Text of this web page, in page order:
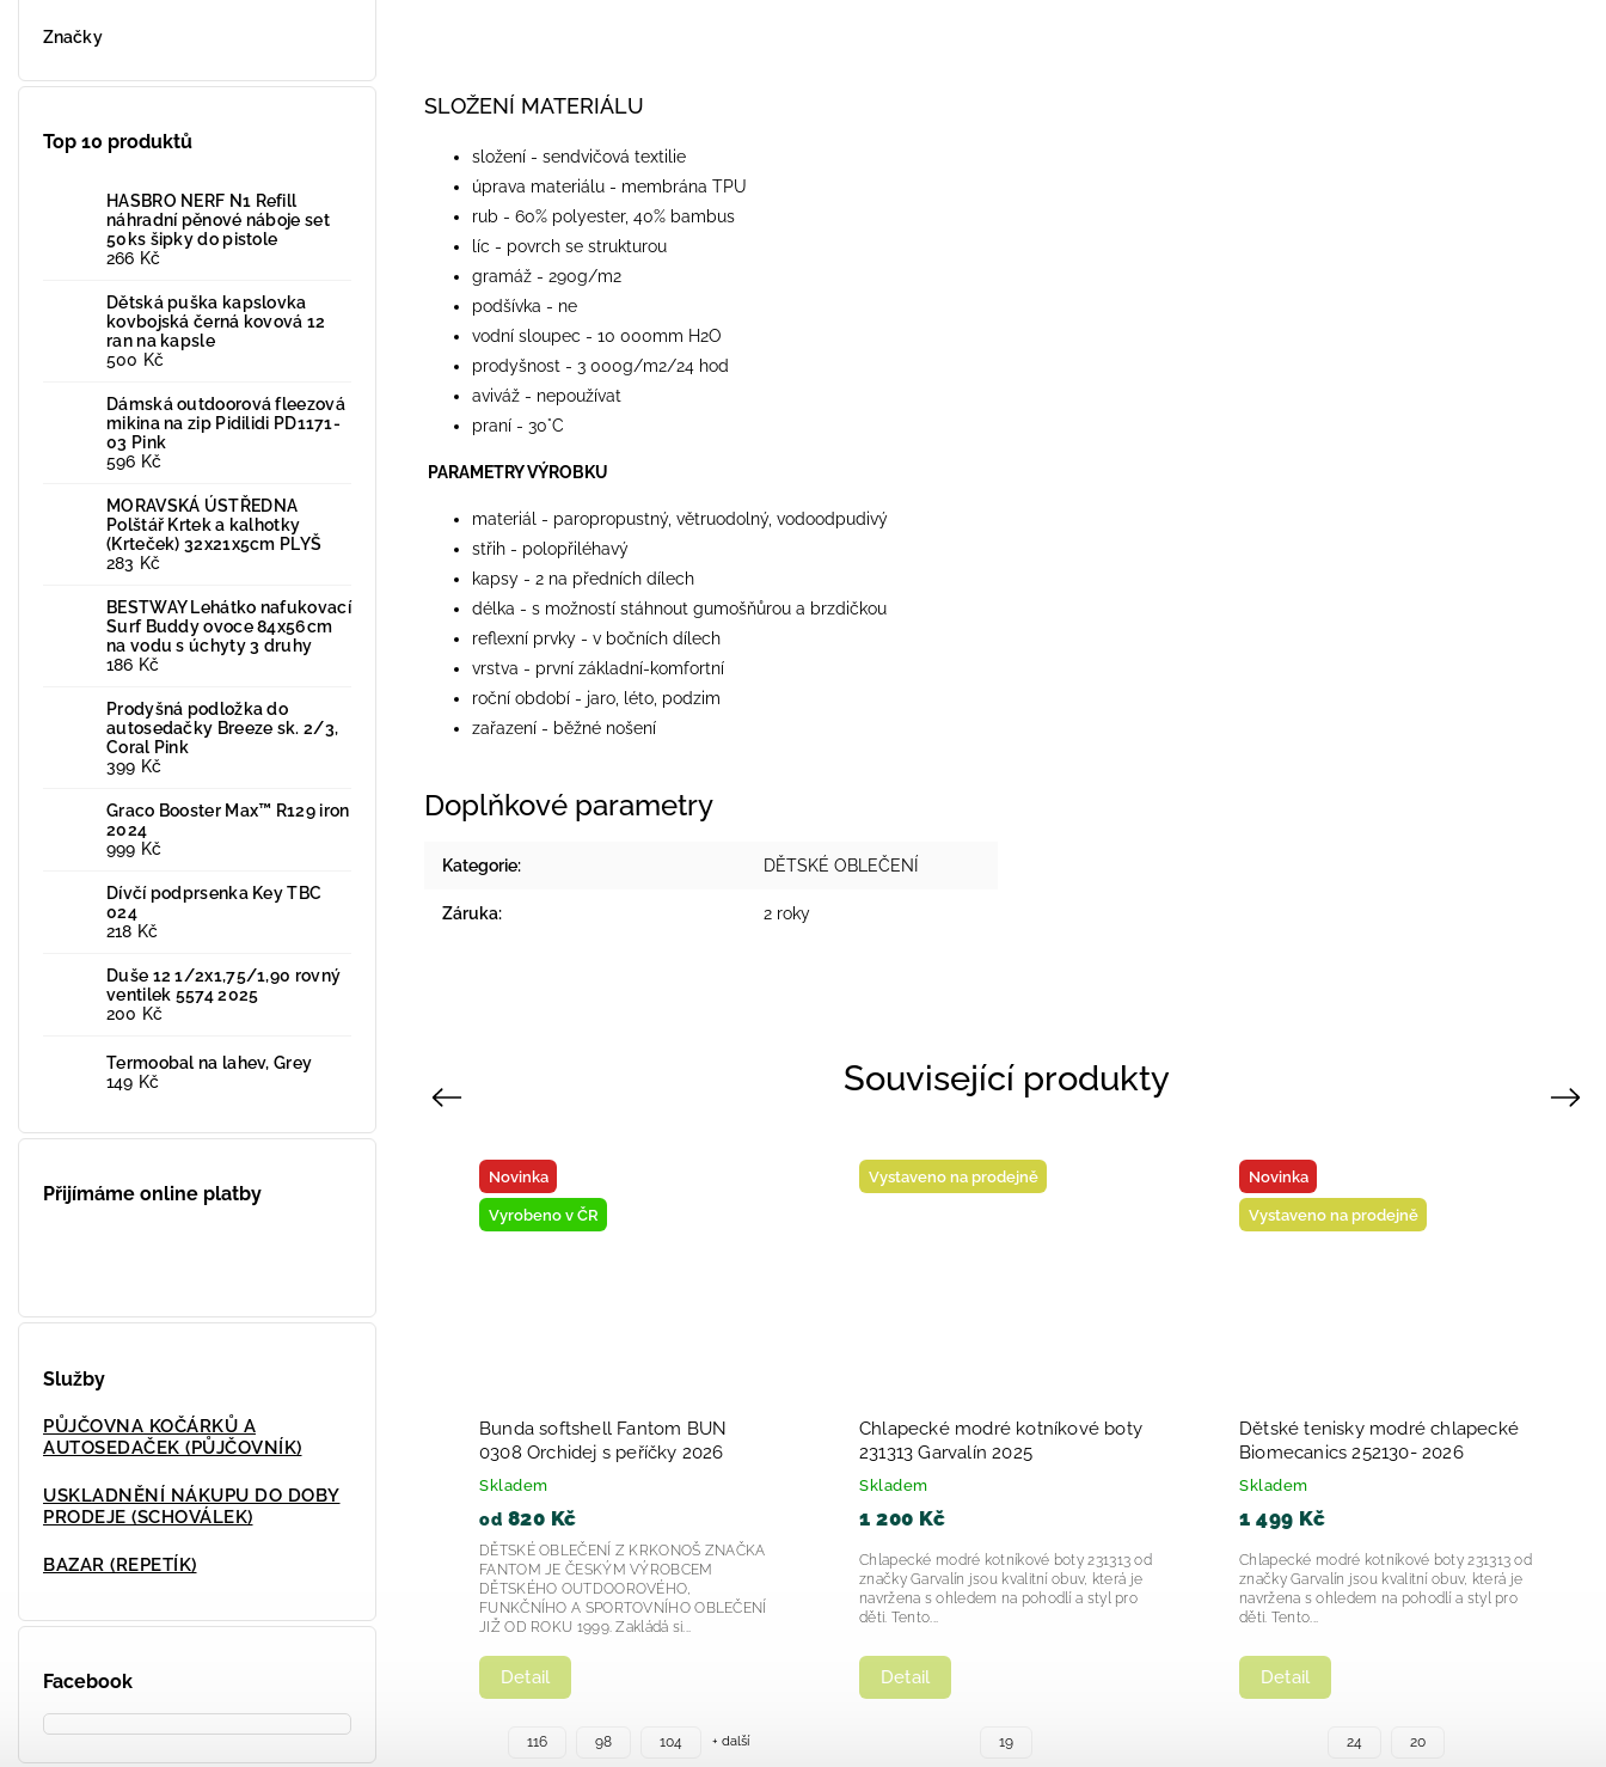
Značky
Top 10 produktů
HASBRO NERF N1 Refill
náhradní pěnové náboje set
50ks šipky do pistole
266 Kč
Dětská puška kapslovka
kovbojská černá kovová 12
ran na kapsle
500 Kč
Dámská outdoorová fleezová
mikina na zip Pidilidi PD1171-
03 Pink
596 Kč
MORAVSKÁ ÚSTŘEDNA
Polštář Krtek a kalhotky
(Krteček) 32x21x5cm PLYŠ
283 Kč
BESTWAY Lehátko nafukovací
Surf Buddy ovoce 84x56cm
na vodu s úchyty 3 druhy
186 Kč
Prodyšná podložka do
autosedačky Breeze sk. 2/3,
Coral Pink
399 Kč
Graco Booster Max™ R129 iron
2024
999 Kč
Dívčí podprsenka Key TBC
024
218 Kč
Duše 12 1/2x1,75/1,90 rovný
ventilek 5574 2025
200 Kč
Termoobal na lahev, Grey
149 Kč
Přijímáme online platby
Služby
PŮJČOVNA KOČÁRKŮ A
AUTOSEDAČEK (PŮJČOVNÍK)
USKLADNĚNÍ NÁKUPU DO DOBY
PRODEJE (SCHOVÁLEK)
BAZAR (REPETÍK)
Facebook
SLOŽENÍ MATERIÁLU
složení - sendvičová textilie
úprava materiálu - membrána TPU
rub - 60% polyester, 40% bambus
líc - povrch se strukturou
gramáž - 290g/m2
podšívka - ne
vodní sloupec - 10 000mm H2O
prodyšnost - 3 000g/m2/24 hod
aviváž - nepoužívat
praní - 30°C
PARAMETRY VÝROBKU
materiál - paropropustný, větruodolný, vodoodpudivý
střih - polopřiléhavý
kapsy - 2 na předních dílech
délka - s možností stáhnout gumošňůrou a brzdičkou
reflexní prvky - v bočních dílech
vrstva - první základní-komfortní
roční období - jaro, léto, podzim
zařazení - běžné nošení
Doplňkové parametry
Kategorie: DĚTSKÉ OBLEČENÍ
Záruka: 2 roky
Související produkty
Previous
boty
231313 od
Dětské tenisky modré chlapecké
Biomecanics 252130- 2026
Skladem
1 499 Kč
Chlapecké modré kotníkové boty 231313 od
děti. Tento...
Vystaveno na prodejně
Dětské chlapecké sandály
Biomecanics Respectfu 252166-
1 599 Kč
Hledáte komfortní a stylové chlapecké
sandály pro vašeho malého dobrodruha?
Model 252166 je perfektní volbou pro letní
dny, kdy je důležité...
24
Novinka
Dívčí dětské sandálky
Biomecanics Cotton 252167-2025
1 599 Kč
Dívčí dětské sandálky Biomecanics Cotton
252167 – pohodlí, kvalita a styl pro malé
nohy Dívčí dětské sandálky Biomecanics
Chlapecke svítící tenisky Garvalín
Marino 252828-2025
1 249 Kč
Chlapecké svítící tenisky Garvalín Marino
252828 jsou moderní a funkční obuví pro
děti, která spojuje atraktivní design s
Next